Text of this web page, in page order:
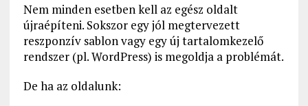
Nem minden esetben kell az egész oldalt
újraépíteni. Sokszor egy jól megtervezett
reszponzív sablon vagy egy új tartalomkezelő
rendszer (pl. WordPress) is megoldja a problémát.
De ha az oldalunk: